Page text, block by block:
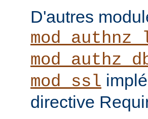
D'autres
mod_ssl
directive